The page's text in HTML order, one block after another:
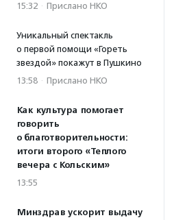
15:32 · Прислано НКО
Уникальный спектакль
о первой помощи «Гореть
звездой» покажут в Пушкино
13:58 · Прислано НКО
Как культура помогает
говорить
о благотворительности:
итоги второго «Теплого
вечера с Кольским»
13:55
Минздрав ускорит выдачу